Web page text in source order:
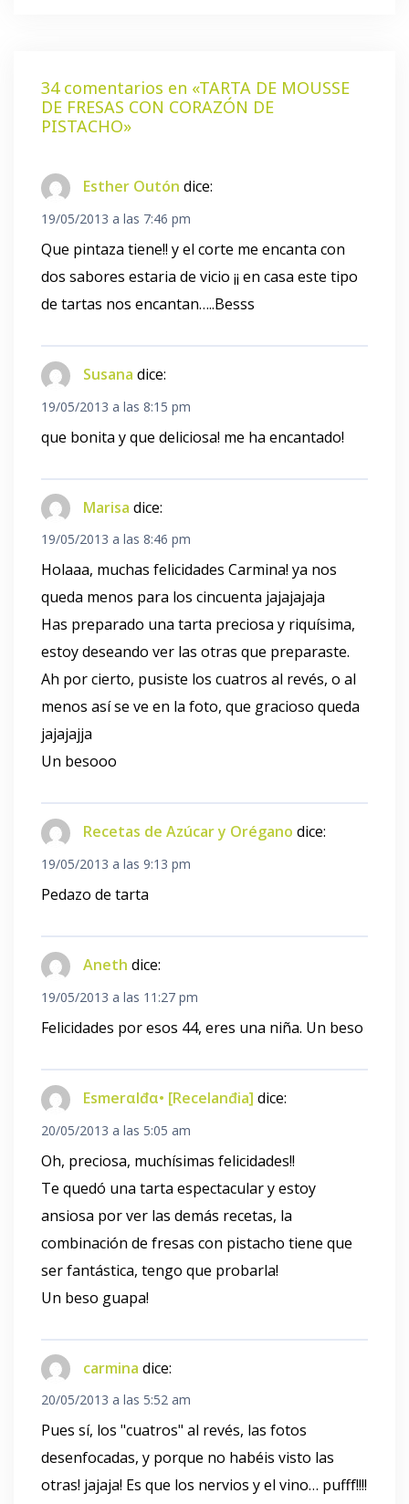
34 comentarios en «TARTA DE MOUSSE
DE FRESAS CON CORAZÓN DE
PISTACHO»
Esther Outón dice:
19/05/2013 a las 7:46 pm
Que pintaza tiene!! y el corte me encanta con
dos sabores estaria de vicio ¡¡ en casa este tipo
de tartas nos encantan…..Besss
Susana dice:
19/05/2013 a las 8:15 pm
que bonita y que deliciosa! me ha encantado!
Marisa dice:
19/05/2013 a las 8:46 pm
Holaaa, muchas felicidades Carmina! ya nos
queda menos para los cincuenta jajajajaja
Has preparado una tarta preciosa y riquísima,
estoy deseando ver las otras que preparaste.
Ah por cierto, pusiste los cuatros al revés, o al
menos así se ve en la foto, que gracioso queda
jajajajja
Un besooo
Recetas de Azúcar y Orégano dice:
19/05/2013 a las 9:13 pm
Pedazo de tarta
Aneth dice:
19/05/2013 a las 11:27 pm
Felicidades por esos 44, eres una niña. Un beso
Esmerαlđα• [Recelanđia] dice:
20/05/2013 a las 5:05 am
Oh, preciosa, muchísimas felicidades!!
Te quedó una tarta espectacular y estoy
ansiosa por ver las demás recetas, la
combinación de fresas con pistacho tiene que
ser fantástica, tengo que probarla!
Un beso guapa!
carmina dice:
20/05/2013 a las 5:52 am
Pues sí, los "cuatros" al revés, las fotos
desenfocadas, y porque no habéis visto las
otras! jajaja! Es que los nervios y el vino… pufff!!!!